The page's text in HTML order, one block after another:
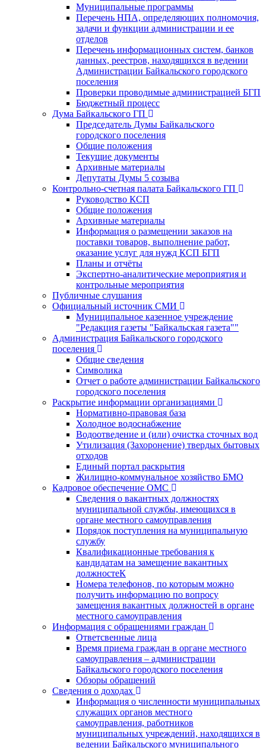
Муниципальные программы
Перечень НПА, определяющих полномочия,
задачи и функции администрации и ее
отделов
Перечень информационных систем, банков
данных, реестров, находящихся в ведении
Администрации Байкальского городского
поселения
Проверки проводимые администрацией БГП
Бюджетный процесс
Дума Байкальского ГП
Председатель Думы Байкальского
городского поселения
Общие положения
Текущие документы
Архивные материалы
Депутаты Думы 5 созыва
Контрольно-счетная палата Байкальского ГП
Руководство КСП
Общие положения
Архивные материалы
Информация о размещении заказов на
поставки товаров, выполнение работ,
оказание услуг для нужд КСП БГП
Планы и отчёты
Экспертно-аналитические мероприятия и
контрольные мероприятия
Публичные слушания
Официальный источник СМИ
Муниципальное казенное учреждение
"Редакция газеты "Байкальская газета""
Администрация Байкальского городского
поселения
Общие сведения
Символика
Отчет о работе администрации Байкальского
городского поселения
Раскрытие информации организациями
Нормативно-правовая база
Холодное водоснабжение
Водоотведение и (или) очистка сточных вод
Утилизация (Захоронение) твердых бытовых
отходов
Единый портал раскрытия
Жилищно-коммунальное хозяйство БМО
Кадровое обеспечение ОМС
Сведения о вакантных должностях
муниципальной службы, имеющихся в
органе местного самоуправления
Порядок поступления на муниципальную
службу
Квалификационные требования к
кандидатам на замещение вакантных
должностеК
Номера телефонов, по которым можно
получить информацию по вопросу
замещения вакантных должностей в органе
местного самоуправления
Информация с обращениями граждан
Ответсвенные лица
Время приема граждан в органе местного
самоуправления – администрации
Байкальского городского поселения
Обзоры обращений
Сведения о доходах
Информация о численности муниципальных
служащих органов местного
самоуправления, работников
муниципальных учреждений, находящихся в
ведении Байкальского муниципального